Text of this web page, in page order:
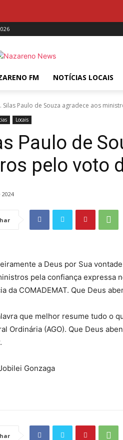
FM NOTÍCIAS LOCAIS
Silas Paulo de Souza agradece aos
Locais
Paulo de
pelo voto
a Deus por Sua
pela confiança expressa
da COMADEMAT. Que Deus
que melhor resume tudo o
Ordinária (AGO). Que Deus
Gonzaga